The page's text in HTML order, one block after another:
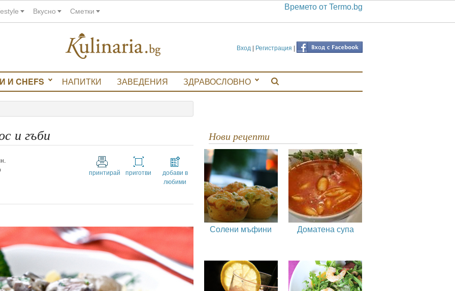
Вкусно Сметки Времето от Termo.bg
Вход | Регистрация |
И CHEFS НАПИТКИ ЗАВЕДЕНИЯ ЗДРАВОСЛОВНО
и гъби
принтирай приготви
добави в
любими
Нови рецепти
Солени мъфини Доматена супа